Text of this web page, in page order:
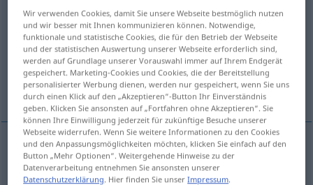
einholen
Übersicht aller Übersetzungen
(Für mehr Details die Übersetzung anklicken/antippen)
fá, ná sér í, kaupa inn, draga inn
násér í einholenErlaubnis
Wir verwenden Cookies, damit Sie unsere Webseite bestmöglich nutzen
und wir besser mit Ihnen kommunizieren können. Notwendige,
funktionale und statistische Cookies, die für den Betrieb der Webseite
und der statistischen Auswertung unserer Webseite erforderlich sind,
werden auf Grundlage unserer Vorauswahl immer auf Ihrem Endgerät
gespeichert. Marketing-Cookies und Cookies, die der Bereitstellung
personalisierter Werbung dienen, werden nur gespeichert, wenn Sie uns
durch einen Klick auf den „Akzeptieren“-Button Ihr Einverständnis
geben. Klicken Sie ansonsten auf „Fortfahren ohne Akzeptieren“. Sie
können Ihre Einwilligung jederzeit für zukünftige Besuche unserer
Webseite widerrufen. Wenn Sie weitere Informationen zu den Cookies
und den Anpassungsmöglichkeiten möchten, klicken Sie einfach auf den
Button „Mehr Optionen“. Weitergehende Hinweise zu der
Datenverarbeitung entnehmen Sie ansonsten unserer
Datenschutzerklärung. Hier finden Sie unserImpressum.